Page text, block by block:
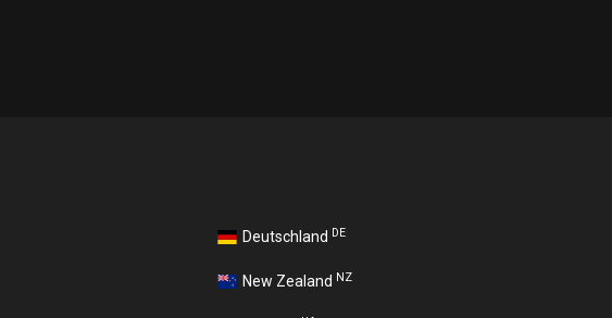
Deutschland DE
New Zealand NZ